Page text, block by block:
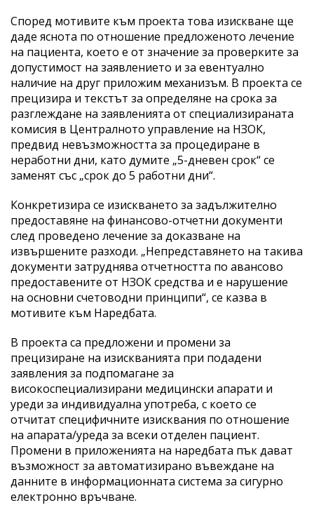
Според мотивите към проекта това изискване ще
даде яснота по отношение предложеното лечение
на пациента, което е от значение за проверките за
допустимост на заявлението и за евентуално
наличие на друг приложим механизъм. В проекта се
прецизира и текстът за определяне на срока за
разглеждане на заявленията от специализираната
комисия в Централното управление на НЗОК,
предвид невъзможността за процедиране в
неработни дни, като думите „5-дневен срок“ се
заменят със „срок до 5 работни дни“.
Конкретизира се изискването за задължително
предоставяне на финансово-отчетни документи
след проведено лечение за доказване на
извършените разходи. „Непредставянето на такива
документи затруднява отчетността по авансово
предоставените от НЗОК средства и е нарушение
на основни счетоводни принципи“, се казва в
мотивите към Наредбата.
В проекта са предложени и промени за
прецизиране на изискванията при подадени
заявления за подпомагане за
високоспециализирани медицински апарати и
уреди за индивидуална употреба, с което се
отчитат специфичните изисквания по отношение
на апарата/уреда за всеки отделен пациент.
Промени в приложенията на наредбата пък дават
възможност за автоматизирано въвеждане на
данните в информационната система за сигурно
електронно връчване.